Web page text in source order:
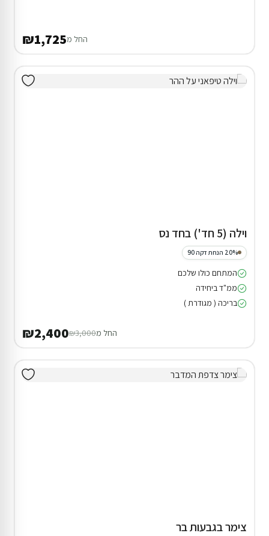
החל מ₪1,725
וילה (5 חד') בחד נס
20% הנחת דקה 90
המתחם כולו שלכם
ממ"ד ביחידה
בריכה ( מגודרת )
החל מ₪3,000
₪2,400
צימר בגבעות בר